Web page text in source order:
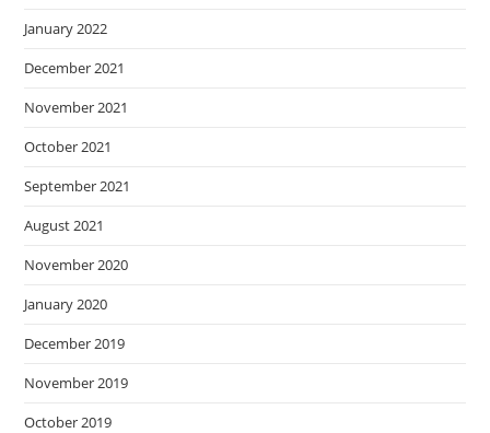
January 2022
December 2021
November 2021
October 2021
September 2021
August 2021
November 2020
January 2020
December 2019
November 2019
October 2019